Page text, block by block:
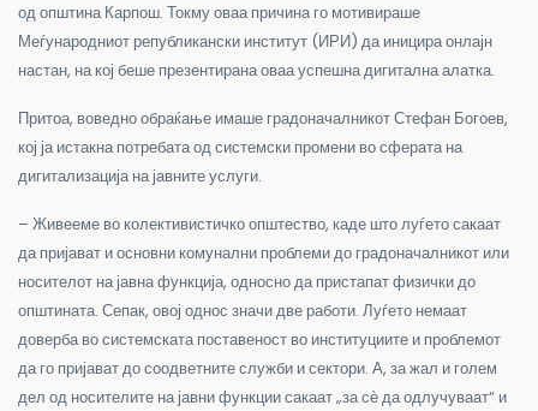
од општина Карпош. Токму оваа причина го мотивираше
Меѓународниот републикански институт (ИРИ) да иницира онлајн
настан, на кој беше презентирана оваа успешна дигитална алатка.
Притоа, воведно обраќање имаше градоначалникот Стефан Богоев,
кој ја истакна потребата од системски промени во сферата на
дигитализација на јавните услуги.
– Живееме во колективистичко општество, каде што луѓето сакаат
да пријават и основни комунални проблеми до градоначалникот или
носителот на јавна функција, односно да пристапат физички до
општината. Сепак, овој однос значи две работи. Луѓето немаат
доверба во системската поставеност во институциите и проблемот
да го пријават до соодветните служби и сектори. А, за жал и голем
дел од носителите на јавни функции сакаат „за сѐ да одлучуваат“ и